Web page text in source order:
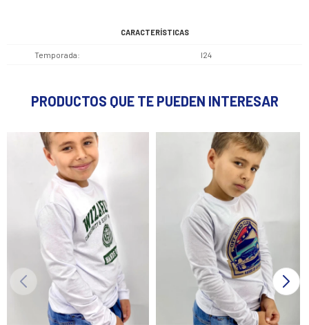
CARACTERÍSTICAS
Temporada I24
PRODUCTOS QUE TE PUEDEN INTERESAR